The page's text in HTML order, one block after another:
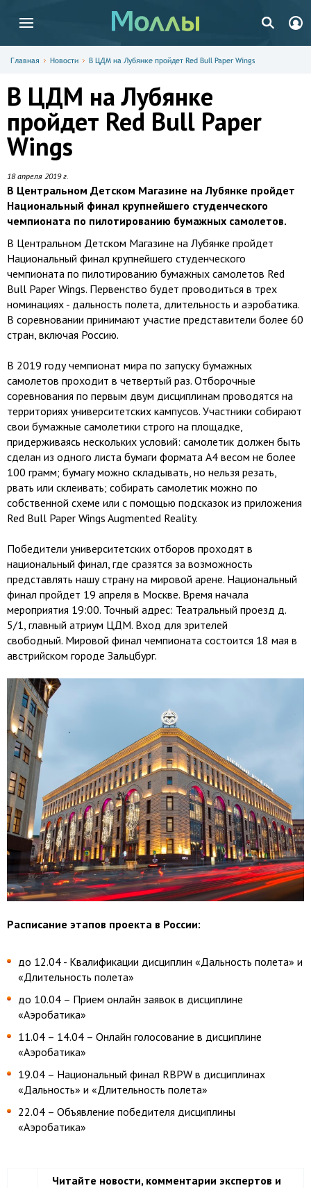
Главная Новости В ЦДМ на Лубянке пройдет Red Bull Paper Wings
В ЦДМ на Лубянке
пройдет Red Bull Paper
Wings
18 апреля 2019 г.
В Центральном Детском Магазине на Лубянке пройдет
Национальный финал крупнейшего студенческого
чемпионата по пилотированию бумажных самолетов.
В Центральном Детском Магазине на Лубянке пройдет
Национальный финал крупнейшего студенческого
чемпионата по пилотированию бумажных самолетов Red
Bull Paper Wings. Первенство будет проводиться в трех
номинациях - дальность полета, длительность и аэробатика.
В соревновании принимают участие представители более 60
стран, включая Россию.
В 2019 году чемпионат мира по запуску бумажных
самолетов проходит в четвертый раз. Отборочные
соревнования по первым двум дисциплинам проводятся на
территориях университетских кампусов. Участники собирают
свои бумажные самолетики строго на площадке,
придерживаясь нескольких условий: самолетик должен быть
сделан из одного листа бумаги формата А4 весом не более
100 грамм; бумагу можно складывать, но нельзя резать,
рвать или склеивать; собирать самолетик можно по
собственной схеме или с помощью подсказок из приложения
Red Bull Paper Wings Augmented Reality.
Победители университетских отборов проходят в
национальный финал, где сразятся за возможность
представлять нашу страну на мировой арене. Национальный
финал пройдет 19 апреля в Москве. Время начала
мероприятия 19:00. Точный адрес: Театральный проезд д.
5/1, главный атриум ЦДМ. Вход для зрителей
свободный. Мировой финал чемпионата состоится 18 мая в
австрийском городе Зальцбург.
Расписание этапов проекта в России:
до 12.04 - Квалификации дисциплин «Дальность полета» и
«Длительность полета»
до 10.04 – Прием онлайн заявок в дисциплине
«Аэробатика»
11.04 – 14.04 – Онлайн голосование в дисциплине
«Аэробатика»
19.04 – Национальный финал RBPW в дисциплинах
«Дальность» и «Длительность полета»
22.04 – Объявление победителя дисциплины
«Аэробатика»
Читайте новости, комментарии экспертов и